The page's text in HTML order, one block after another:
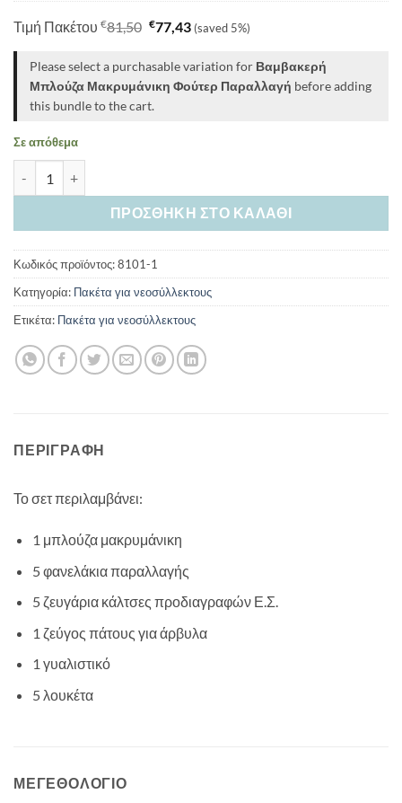
Τιμή Πακέτου €81,50 €77,43 (saved 5%)
Please select a purchasable variation for Βαμβακερή
Μπλούζα Μακρυμάνικη Φούτερ Παραλλαγή before adding
this bundle to the cart.
Σε απόθεμα
ΠΡΟΣΘΉΚΗ ΣΤΟ ΚΑΛΆΘΙ
Κωδικός προϊόντος:8101-1
Κατηγορία: Πακέτα για νεοσύλλεκτους
Ετικέτα: Πακέτα για νεοσύλλεκτους
ΠΕΡΙΓΡΑΦΉ
Το σετ περιλαμβάνει:
1 μπλούζα μακρυμάνικη
5 φανελάκια παραλλαγής
5 ζευγάρια κάλτσες προδιαγραφών Ε.Σ.
1 ζεύγος πάτους για άρβυλα
1 γυαλιστικό
5 λουκέτα
ΜΕΓΕΘΟΛΌΓΙΟ